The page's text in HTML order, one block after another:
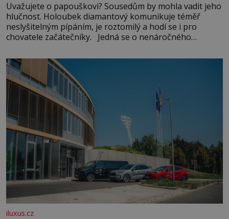
Uvažujete o papouškovi? Sousedům by mohla vadit jeho
hlučnost. Holoubek diamantový komunikuje téměř
neslyšitelným pípáním, je roztomilý a hodí se i pro
chovatele začátečníky. Jedná se o nenáročného
času tráví na zemi, kde sbírá zbytky semínek Jeho
domovinou je prakticky celá Austrálie s výjimkou
pobřežní oblasti.
iluxus.cz